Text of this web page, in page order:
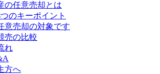
の任意売却とは
のキーポイント
意売却の対象です
売の比較
れ
方へ